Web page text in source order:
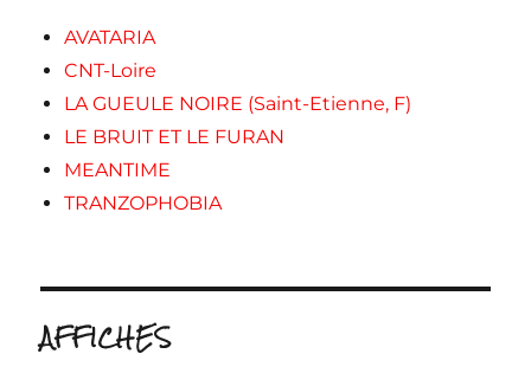
AVATARIA
CNT-Loire
LA GUEULE NOIRE (Saint-Etienne, F)
LE BRUIT ET LE FURAN
MEANTIME
TRANZOPHOBIA
AFFICHES